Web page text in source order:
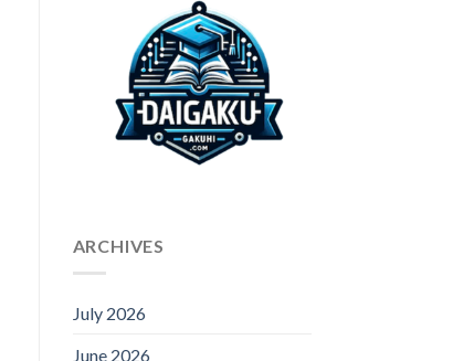
ARCHIVES
July 2026
June 2026